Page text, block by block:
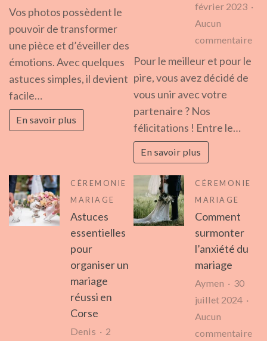
beaux
clichés
pour
un
impact
visuel
maximal
Vos photos possèdent le
pouvoir de transformer
une pièce et d’éveiller des
émotions. Avec quelques
astuces simples, il devient
facile…
En savoir plus
février 2023
Aucun
commentairesur
Pour le meilleur et pour le
pire, vous avez décidé de
vous unir avec votre
partenaire ? Nos
félicitations ! Entre le…
En savoir plus
CÉREMONIE
MARIAGE
Astuces
essentielles
pour
organiser un
mariage
réussi en
Corse
Denis
2
CÉREMONIE
MARIAGE
Comment
surmonter
l’anxiété du
mariage
Aymen
30
juillet 2024
Aucun
commentairesur